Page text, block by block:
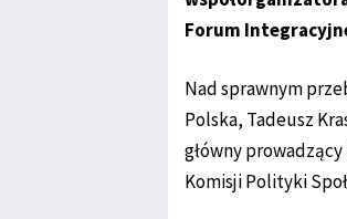
Forum
Nad sprawnym
Polska, Tadeusz
główny
Komisji Polityki